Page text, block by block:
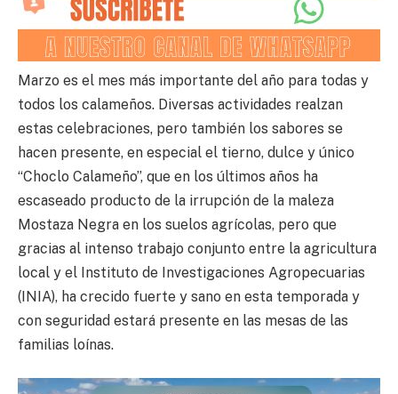
Marzo es el mes más importante del año para todas y
todos los calameños. Diversas actividades realzan
estas celebraciones, pero también los sabores se
hacen presente, en especial el tierno, dulce y único
“Choclo Calameño”, que en los últimos años ha
escaseado producto de la irrupción de la maleza
Mostaza Negra en los suelos agrícolas, pero que
gracias al intenso trabajo conjunto entre la agricultura
local y el Instituto de Investigaciones Agropecuarias
(INIA), ha crecido fuerte y sano en esta temporada y
con seguridad estará presente en las mesas de las
familias loínas.